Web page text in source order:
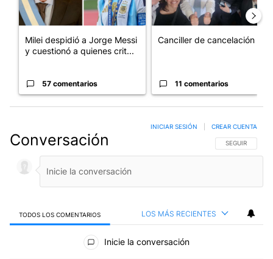
Milei despidió a Jorge Messi
y cuestionó a quienes crit...
57 comentarios
Canciller de cancelación
11 comentarios
Conversación SIGA ESTA
SEGUIR
INICIAR SESIÓN CREAR CUENTA
TODOS LOS COMENTARIOS LOS MÁS RECIENTES
Todos los comentarios
Inicie la conversación